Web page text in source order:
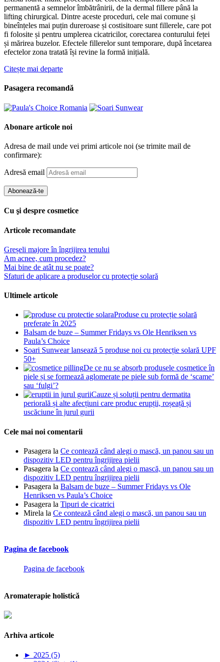
permanentă a semnelor îmbătrânirii, de la dermal fillere până la
lifting chirurgical. Dintre aceste proceduri, cele mai comune și
bineînțeles mai puțin dureroase și costisitoare sunt fillerele, care pot
fi folosite și pentru umplerea cicatricilor, corectarea conturului feței
și mărirea buzelor. Efectele fillerelor sunt temporare, după încetarea
efectelor zona tratată își revine la formă inițială.
Citește mai departe
Pasagera recomandă
Abonare articole noi
Adresa de mail unde vei primi articole noi (se trimite mail de
confirmare):
Adresă email
Abonează-te
Cu şi despre cosmetice
Articole recomandate
Greșeli majore în îngrijirea tenului
Am acnee, cum procedez?
Mai bine de atât nu se poate?
Sfaturi de aplicare a produselor cu protecție solară
Ultimele articole
Produse cu protecție solară
preferate în 2025
Balsam de buze – Summer Fridays vs Ole Henriksen vs
Paula’s Choice
Soari Sunwear lansează 5 produse noi cu protecție solară UPF
50+
De ce nu se absorb produsele cosmetice în
piele și se formează aglomerate pe piele sub formă de ‘scame’
sau ‘fulgi’?
Cauze și soluții pentru dermatita
periorală și alte afecțiuni care produc erupții, roșeață și
uscăciune în jurul gurii
Cele mai noi comentarii
Pasagera la Ce contează când alegi o mască, un panou sau un
dispozitiv LED pentru îngrijirea pielii
Pasagera la Ce contează când alegi o mască, un panou sau un
dispozitiv LED pentru îngrijirea pielii
Pasagera la Balsam de buze – Summer Fridays vs Ole
Henriksen vs Paula’s Choice
Pasagera la Tipuri de cicatrici
Mirela la Ce contează când alegi o mască, un panou sau un
dispozitiv LED pentru îngrijirea pielii
Pagina de facebook
Pagina de facebook
Aromaterapie holistică
Arhiva articole
► 2025 (5)